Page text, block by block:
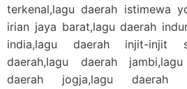
terkenal,lagu daerah istimewa
irian jaya barat,lagu daerah
india,lagu daerah injit-injit
daerah,lagu daerah
daerah jogja,lagu